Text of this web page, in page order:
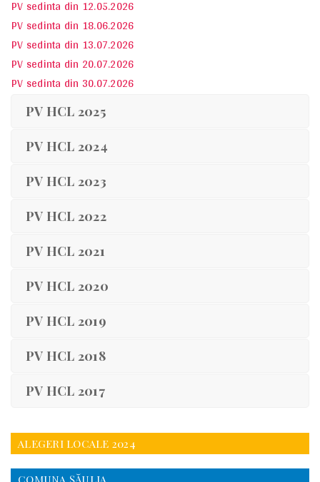
PV sedinta din 12.05.2026
PV sedinta din 18.06.2026
PV sedinta din 13.07.2026
PV sedinta din 20.07.2026
PV sedinta din 30.07.2026
PV HCL 2025
PV HCL 2024
PV HCL 2023
PV HCL 2022
PV HCL 2021
PV HCL 2020
PV HCL 2019
PV HCL 2018
PV HCL 2017
ALEGERI LOCALE 2024
COMUNA ŞĂULIA